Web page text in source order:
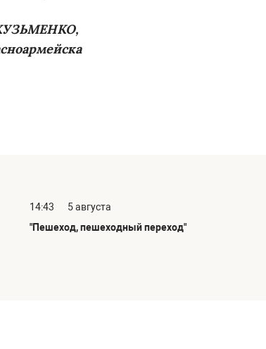
14:43
5 августа
"Пешеход, пешеходный переход"